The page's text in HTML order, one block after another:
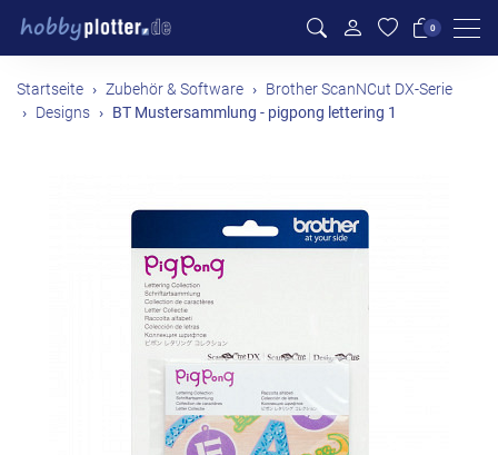
0
Startseite Zubehör & Software
Brother ScanNCut DX-Serie
Designs
BT Mustersammlung - pigpong lettering 1